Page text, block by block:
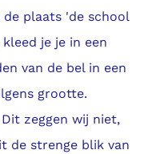
plaats 'de school
je je in een
van de bel in een
grootte.
zeggen wij niet,
de strenge blik van